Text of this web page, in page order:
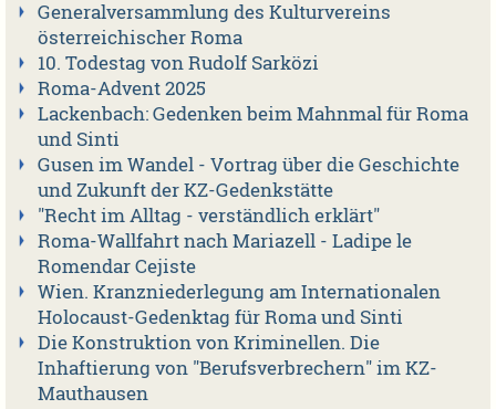
Generalversammlung des Kulturvereins
österreichischer Roma
10. Todestag von Rudolf Sarközi
Roma-Advent 2025
Lackenbach: Gedenken beim Mahnmal für Roma
und Sinti
Gusen im Wandel - Vortrag über die Geschichte
und Zukunft der KZ-Gedenkstätte
"Recht im Alltag - verständlich erklärt"
Roma-Wallfahrt nach Mariazell - Ladipe le
Romendar Cejiste
Wien. Kranzniederlegung am Internationalen
Holocaust-Gedenktag für Roma und Sinti
Die Konstruktion von Kriminellen. Die
Inhaftierung von "Berufsverbrechern" im KZ-
Mauthausen